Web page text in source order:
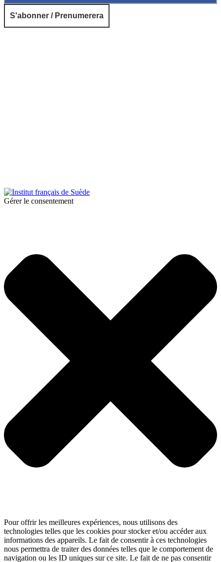
Gérer le consentement
Pour offrir les meilleures expériences, nous utilisons des
technologies telles que les cookies pour stocker et/ou accéder aux
informations des appareils. Le fait de consentir à ces technologies
nous permettra de traiter des données telles que le comportement de
navigation ou les ID uniques sur ce site. Le fait de ne pas consentir